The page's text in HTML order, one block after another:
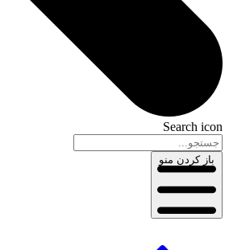
Search icon
باز کردن منو